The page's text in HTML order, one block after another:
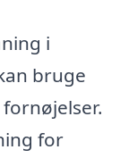
i
bruge
for